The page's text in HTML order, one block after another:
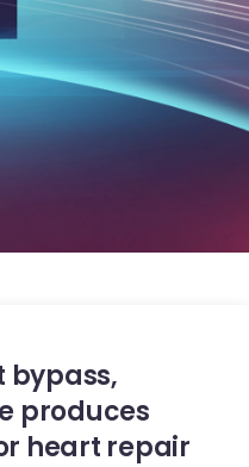
bypass,
produces
heart repair